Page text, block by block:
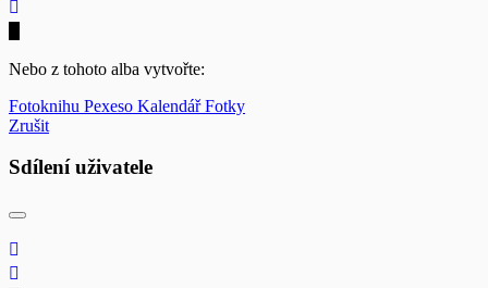
Nebo z tohoto alba vytvořte:
Fotoknihu Pexeso KalendářFotky
Zrušit
Sdílení uživatele